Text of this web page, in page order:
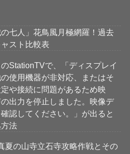
の七人」花鳥風月極網羅！過去
スト比較表
StationTVで、「ディスプレイ
使用機器が非対応、またはそ
や接続に問題があるため映
出力を停止しました。映像デ
認してください。」が出ると
法
夏の山寺立石寺攻略作戦とその